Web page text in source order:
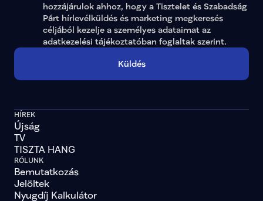
hozzájárulok ahhoz, hogy a Tisztelet és Szabadság
Párt hírlevélküldés és marketing megkeresés
adatkezelési tájékoztatóban foglaltak szerint.
Küldés
HÍREK
Újság
TV
TISZTA HANG
RÓLUNK
Bemutatkozás
Jelöltek
Nyugdíj Kalkulátor